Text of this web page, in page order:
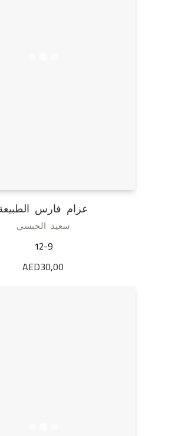
عزام فارس الطبيعة
سعيد الحبسي
12-9
AED30,00